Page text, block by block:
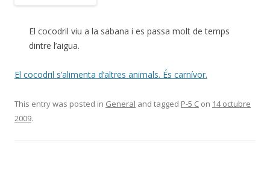
El cocodril viu a la sabana i es passa molt de temps
dintre l’aigua.
El cocodril s’alimenta d’altres animals. És carnívor.
This entry was posted in General and tagged P-5 C on 14 octubre
2009.